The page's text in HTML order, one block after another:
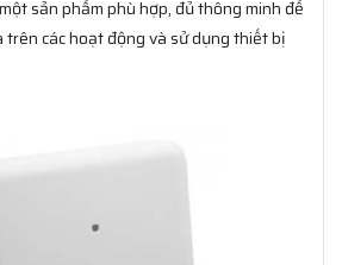
sản phẩm phù hợp, đủ thông minh để
các hoạt động và sử dụng thiết bị